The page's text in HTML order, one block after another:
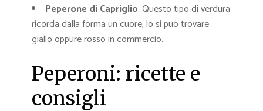
Peperone di Capriglio. Questo tipo di verdura
ricorda dalla forma un cuore, lo si può trovare
giallo oppure rosso in commercio.
Peperoni: ricette e
consigli